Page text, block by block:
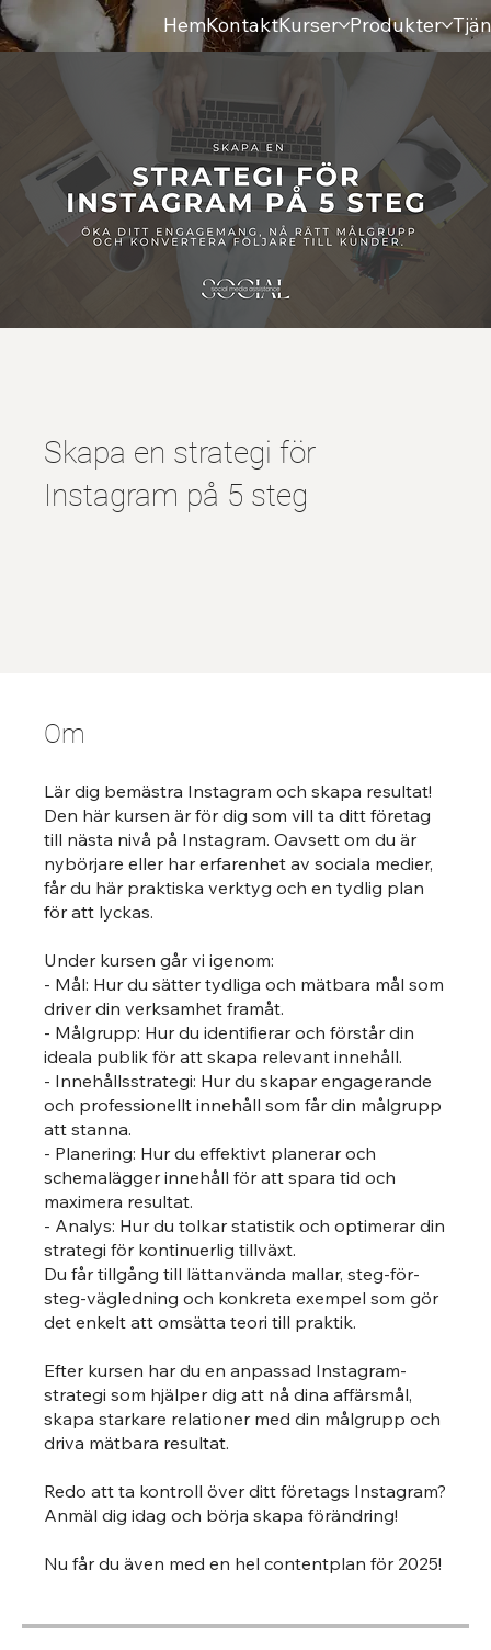
HemKontaktKurser Produkter
Skapa en strategi för
Instagram på 5 steg
Om
Lär dig bemästra Instagram och skapa resultat!
Den här kursen är för dig som vill ta ditt företag
till nästa nivå på Instagram. Oavsett om du är
nybörjare eller har erfarenhet av sociala medier,
får du här praktiska verktyg och en tydlig plan
för att lyckas.
Under kursen går vi igenom:
- Mål: Hur du sätter tydliga och mätbara mål som
driver din verksamhet framåt.
- Målgrupp: Hur du identifierar och förstår din
ideala publik för att skapa relevant innehåll.
- Innehållsstrategi: Hur du skapar engagerande
och professionellt innehåll som får din målgrupp
att stanna.
- Planering: Hur du effektivt planerar och
schemalägger innehåll för att spara tid och
maximera resultat.
- Analys: Hur du tolkar statistik och optimerar din
strategi för kontinuerlig tillväxt.
Du får tillgång till lättanvända mallar, steg-för-
steg-vägledning och konkreta exempel som gör
det enkelt att omsätta teori till praktik.
Efter kursen har du en anpassad Instagram-
strategi som hjälper dig att nå dina affärsmål,
skapa starkare relationer med din målgrupp och
driva mätbara resultat.
Redo att ta kontroll över ditt företags Instagram?
Anmäl dig idag och börja skapa förändring!
Nu får du även med en hel contentplan för 2025!